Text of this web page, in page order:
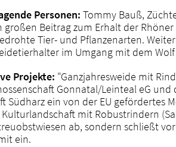
Personen: Tommy Bauß,
großen Beitrag zum Erhalt der
Tier- und Pflanzenarten.
im Umgang mit dem
Projekte: "Ganzjahresweide mit
Gonnatal/Leinteal eG und
Südharz ein von der EU gefördertes
mit Robustrindern
ab, sondern schließt
ein.